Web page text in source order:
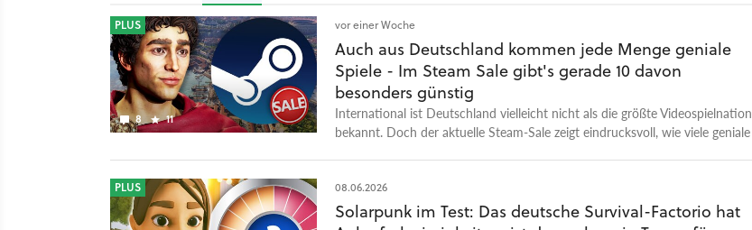
8 11
PLUS vor einer Woche
Auch aus Deutschland kommen jede Menge geniale
Spiele - Im Steam Sale gibt's gerade 10 davon
besonders günstig
International ist Deutschland vielleicht nicht als die größte Videospielnation
bekannt. Doch der aktuelle Steam-Sale zeigt eindrucksvoll, wie viele geniale
PLUS 08.06.2026
Solarpunk im Test: Das deutsche Survival-Factorio hat